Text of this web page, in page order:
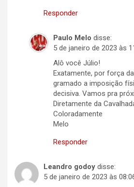
Responder
Paulo Melo disse:
5 de janeiro de 2023 às
Alô você Júlio!
Exatamente, por força
gramado a imposição
decisiva. Vamos pra
Diretamente da
Coloradamente
Melo
Responder
Leandro godoy disse:
5 de janeiro de 2023 às